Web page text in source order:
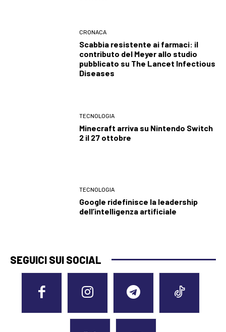
CRONACA
Scabbia resistente ai farmaci: il
contributo del Meyer allo studio
pubblicato su The Lancet Infectious
Diseases
TECNOLOGIA
Minecraft arriva su Nintendo Switch
2 il 27 ottobre
TECNOLOGIA
Google ridefinisce la leadership
dell’intelligenza artificiale
SEGUICI SUI SOCIAL